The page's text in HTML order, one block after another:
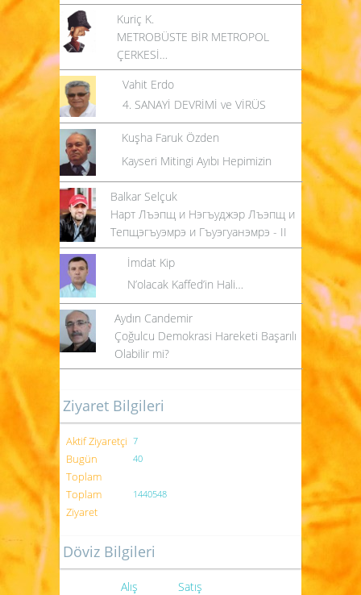
Kuriç K.
METROBÜSTE BİR METROPOL
ÇERKESİ…
Vahit Erdo
4. SANAYİ DEVRİMİ ve VİRÜS
Kuşha Faruk Özden
Kayseri Mitingi Ayıbı Hepimizin
Balkar Selçuk
Нарт Лъэпщ и Нэгъуджэр Лъэпщ и
Тепщэгъуэмрэ и Гъуэгуанэмрэ - II
İmdat Kip
N’olacak Kaffed’in Hali…
Aydın Candemir
Çoğulcu Demokrasi Hareketi Başarılı
Olabilir mi?
Ziyaret Bilgileri
Aktif Ziyaretçi 7
Bugün
Toplam
40
Toplam
Ziyaret
1440548
Döviz Bilgileri
Alış
Satış